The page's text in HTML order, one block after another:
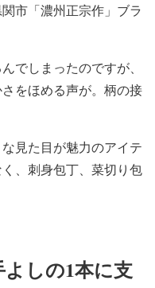
市「濃州正宗作」ブラ
でしまったのですが、
をほめる声が。柄の接
見た目が魅力のアイテ
、刺身包丁、菜切り包
しの1本に支